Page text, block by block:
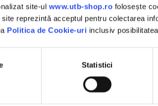
site-ul www.utb-shop.ro folosește
reprezintă acceptul pentru colectarea
Politica de Cookie-uri inclusiv
Statistici
DESCHIDERE COLET
La livrare, verifici produsele